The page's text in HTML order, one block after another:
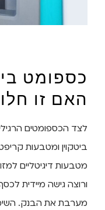
כספומט
האם זו
לצד הכספומטים
ביטקוין ומטבעות
מטבעות דיגיטליים
ורוצה גישה מיידית
מערבת את הבנק.